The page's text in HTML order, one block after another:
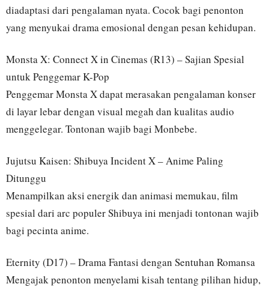
diadaptasi dari pengalaman nyata. Cocok bagi penonton
yang menyukai drama emosional dengan pesan kehidupan.
Monsta X: Connect X in Cinemas (R13) – Sajian Spesial
untuk Penggemar K-Pop
Penggemar Monsta X dapat merasakan pengalaman konser
di layar lebar dengan visual megah dan kualitas audio
menggelegar. Tontonan wajib bagi Monbebe.
Jujutsu Kaisen: Shibuya Incident X – Anime Paling
Ditunggu
Menampilkan aksi energik dan animasi memukau, film
spesial dari arc populer Shibuya ini menjadi tontonan wajib
bagi pecinta anime.
Eternity (D17) – Drama Fantasi dengan Sentuhan Romansa
Mengajak penonton menyelami kisah tentang pilihan hidup,